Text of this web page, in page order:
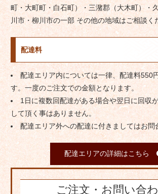
町・大町町・白石町）・三潴郡（大木町）・
川市・柳川市の一部 その他の地域はご相談く
配達料
配達エリア内については一律、配達料550
す。一度のご注文での金額となります。
1日に複数回配達がある場合や翌日に回収
して頂く事はありません。
配達エリア外への配達に付きましてはお問
配達エリアの詳細はこちら
ご注文・お問い合